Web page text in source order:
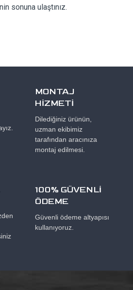
sonuna ulaştınız.
MONTAJ
HİZMETİ
Dilediğiniz ürünün,
uzman ekibimiz
tarafından aracınıza
montaj edilmesi.
100% GÜVENLİ
ÖDEME
Güvenli ödeme altyapısı
kullanıyoruz.